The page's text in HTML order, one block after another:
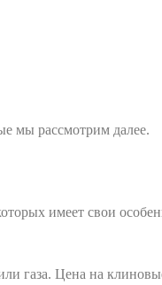
мы рассмотрим далее.
имеет свои
газа. Цена на